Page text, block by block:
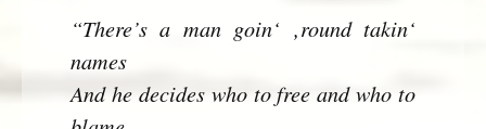
“There’s a man goin‘ ‚round takin‘
names
And he decides who to free and who to